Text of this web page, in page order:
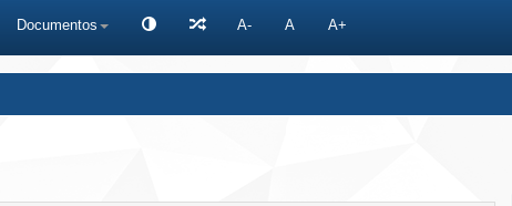
Documentos A- A A+